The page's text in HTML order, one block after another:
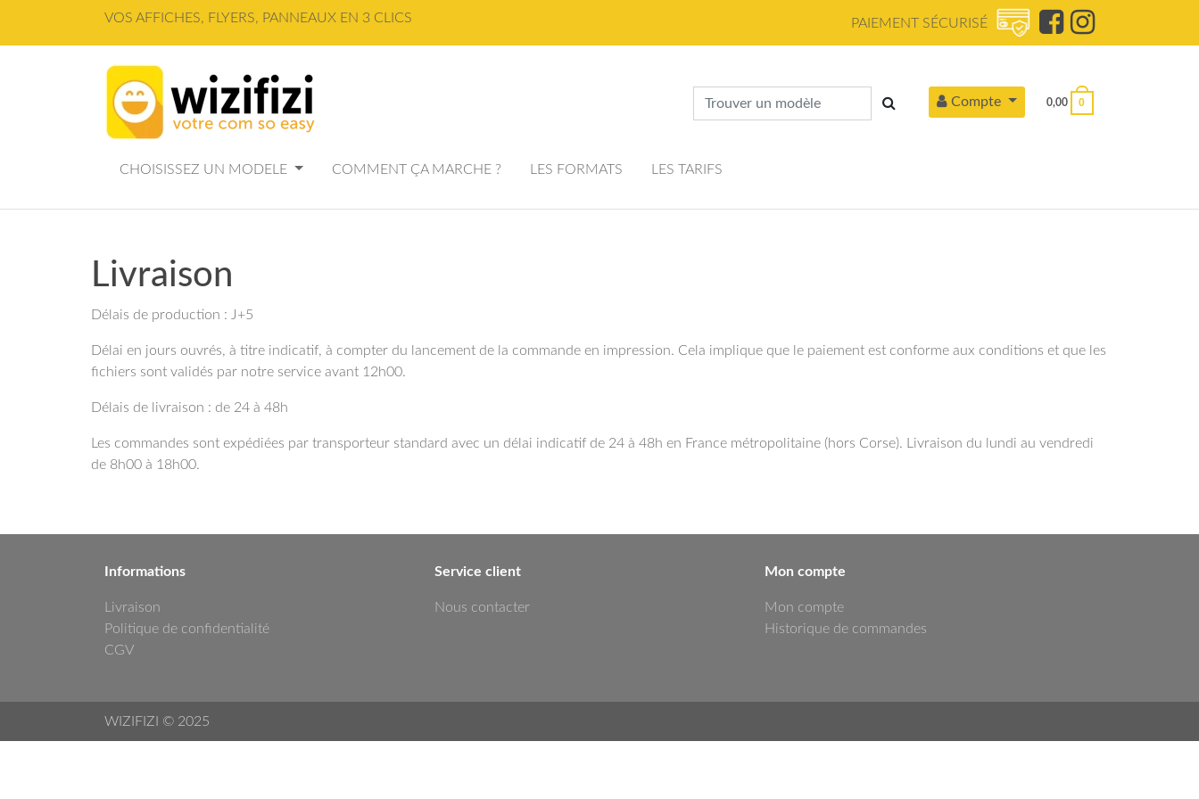
VOS AFFICHES, FLYERS, PANNEAUX EN 3 CLICS PAIEMENT SÉCURISÉ
Compte 0,00 0
CHOISISSEZ UN MODELE COMMENT ÇA MARCHE ? LES FORMATS LES TARIFS
Livraison
Délais de production : J+5
Délai en jours ouvrés, à titre indicatif, à compter du lancement de la commande en impression. Cela implique que le paiement est conforme aux conditions et que les
fichiers sont validés par notre service avant 12h00.
Délais de livraison : de 24 à 48h
Les commandes sont expédiées par transporteur standard avec un délai indicatif de 24 à 48h en France métropolitaine (hors Corse). Livraison du lundi au vendredi
de 8h00 à 18h00.
Informations
Livraison
Politique de confidentialité
CGV
Service client
Nous contacter
Mon compte
Mon compte
Historique de commandes
WIZIFIZI © 2025
Panneau de gestion des cookies